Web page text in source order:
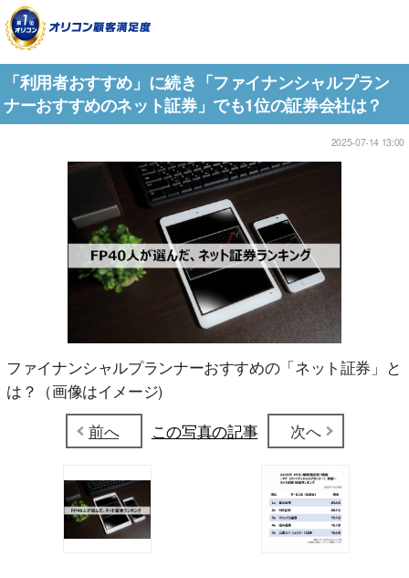
「利用者おすすめ」に続き「ファイナンシャルプラン
ナーおすすめのネット証券」でも1位の証券会社は？
2025-07-14 13:00
ファイナンシャルプランナーおすすめの「ネット証券」と
は？（画像はイメージ)
前へ
この写真の記事 次へ